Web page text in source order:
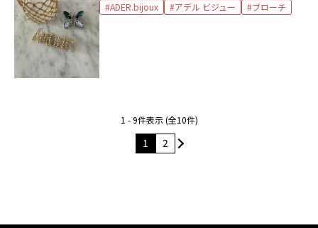
ADER.bijoux アデル ビジュー ブローチ
1 - 9件表示 (全10件)
1 2